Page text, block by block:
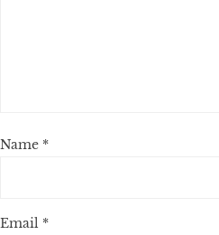
Name *
Email *